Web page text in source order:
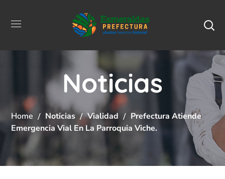
Noticias
Home Noticias Vialidad
Prefectura Atiende
Emergencia Vial En La Parroquia Viche.